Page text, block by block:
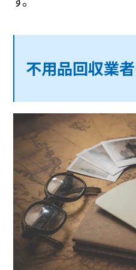
不用品回収業